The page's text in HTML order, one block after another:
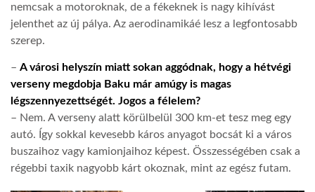
nemcsak a motoroknak, de a fékeknek is nagy kihívást
jelenthet az új pálya. Az aerodinamikáé lesz a legfontosabb
szerep.
– A városi helyszín miatt sokan aggódnak, hogy a hétvégi
verseny megdobja Baku már amúgy is magas
légszennyezettségét. Jogos a félelem?
– Nem. A verseny alatt körülbelül 300 km-et tesz meg egy
autó. Így sokkal kevesebb káros anyagot bocsát ki a város
buszaihoz vagy kamionjaihoz képest. Összességében csak a
régebbi taxik nagyobb kárt okoznak, mint az egész futam.